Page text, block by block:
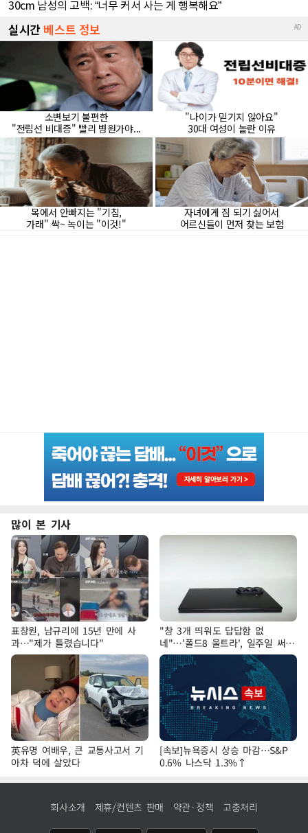
많이 본 기사
표창원, 남규리에 15년 만에 사
과…"제가 틀렸습니다"
"창 3개 띄워도 답답함 없
네"…'폴드8 울트라', 일주일 써보
니
英유명 여배우, 큰 교통사고서 기
아차 덕에 살았다
[속보]뉴욕증시 상승 마감…S&P
0.6% 나스닥 1.3%↑
회사소개 제휴/컨텐츠 판매 약관·정책 고충처리